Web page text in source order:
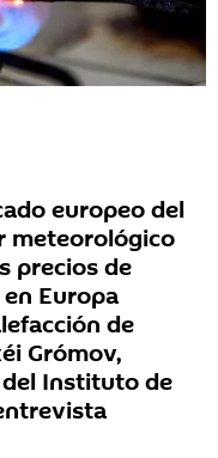
europeo del
meteorológico
precios de
Europa
de
Grómov,
Instituto de